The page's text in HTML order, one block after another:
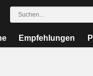
Empfehlungen